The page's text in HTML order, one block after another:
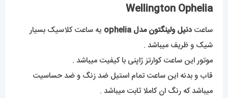
Wellington Ophelia
ساعت دنیل ولینگتون مدل ophelia
یه ساعت کلاسیک بسیار
شیک و ظریف میباشد .
موتور این ساعت کوارتز ژاپنی با کیفیت میباشد .
قاب و بدنه این ساعت تمام استیل ضد زنگ و ضد حساسیت
میباشد که رنگ ان کاملا ثابت میباشد .